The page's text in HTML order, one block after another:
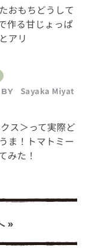
おもちどうして
作る甘じょっぱ
アリ
Sayaka Miyat
ス＞って実際ど
ま！トマトミー
みた！
»